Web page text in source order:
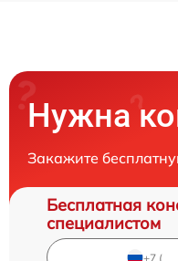
Нужна
Закажите
Бесплатная
специалистом